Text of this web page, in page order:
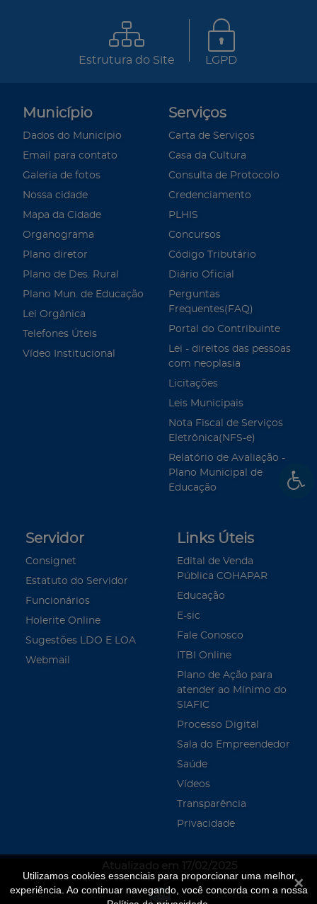
Utilizamos cookies essenciais para proporcionar uma melhor
experiência. Ao continuar navegando, você concorda com a nossa
Estrutura do Site LGPD
Município
Dados do Município
Email para contato
Galeria de fotos
Nossa cidade
Mapa da Cidade
Organograma
Plano diretor
Plano de Des. Rural
Plano Mun. de Educação
Lei Orgânica
Telefones Úteis
Vídeo Institucional
Serviços
Carta de Serviços
Casa da Cultura
Consulta de Protocolo
Credenciamento
PLHIS
Concursos
Código Tributário
Diário Oficial
Perguntas
Frequentes(FAQ)
Portal do Contribuinte
Lei - direitos das pessoas
com neoplasia
Licitações
Leis Municipais
Nota Fiscal de Serviços
Eletrônica(NFS-e)
Relatório de Avaliação -
Plano Municipal de
Educação
Servidor
Consignet
Estatuto do Servidor
Funcionários
Holerite Online
Sugestões LDO E LOA
Webmail
Links Úteis
Edital de Venda
Pública COHAPAR
Educação
E-sic
Fale Conosco
ITBI Online
Plano de Ação para
atender ao Mínimo do
SIAFIC
Processo Digital
Sala do Empreendedor
Saúde
Vídeos
Transparência
Privacidade
Atualizado em 17/02/2025